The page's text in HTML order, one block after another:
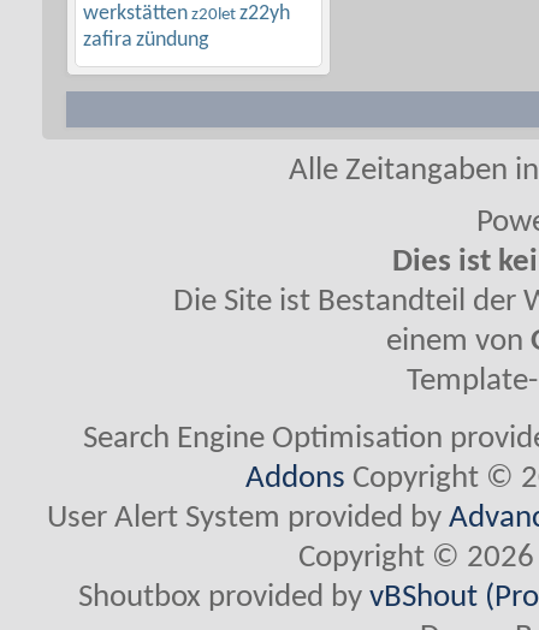
werkstätten z20let z22yh
zafira zündung
Alle Zeitangaben
Dies ist
Die Site ist Bestandteil der
einem von
Search Engine Optimisation
Addons Copyright ©
User Alert System provided by
Copyright © 2026
Shoutbox provided byvBShout